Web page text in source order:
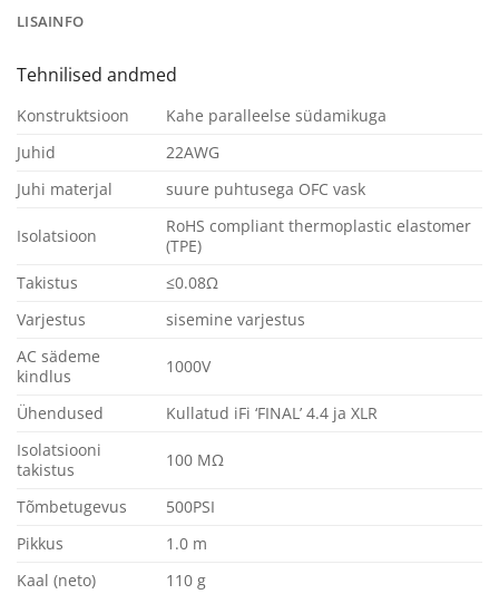
LISAINFO
Tehnilised andmed
Konstruktsioon
Kahe paralleelse südamikuga
Juhid
22AWG
Juhi materjal
suure puhtusega OFC vask
Isolatsioon
RoHS compliant thermoplastic elastomer
(TPE)
Takistus
≤0.08Ω
Varjestus
sisemine varjestus
AC sädeme
kindlus
1000V
Ühendused
Kullatud iFi ‘FINAL’ 4.4 ja XLR
Isolatsiooni
takistus
100 MΩ
Tõmbetugevus
500PSI
Pikkus
1.0 m
Kaal (neto)
110 g